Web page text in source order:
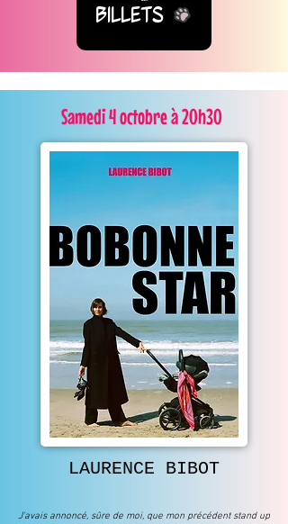
Billets
Samedi 4 octobre à 20h30
LAURENCE BIBOT
J'avais annoncé, sûre de moi, que mon précédent stand up